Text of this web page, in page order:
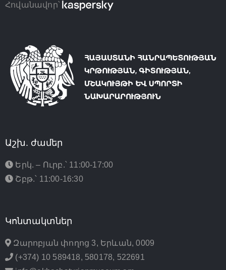
Հովանավոր՝
Աշխ. ժամեր
Երկ. – Ուրբ.՝ 11:00-17:00
Շբթ.՝ 11:00-16:30
Կոնտակտներ
Զարոբյան փողոց 3, Երևան, 0009
(+374) 10 589418, 580178, 522691